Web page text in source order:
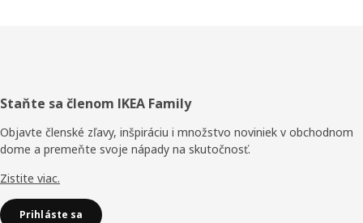
Päta
stránky
Staňte sa členom IKEA Family
Objavte členské zľavy, inšpiráciu i množstvo noviniek v obchodnom
dome a premeňte svoje nápady na skutočnosť.
Zistite viac.
Prihláste sa